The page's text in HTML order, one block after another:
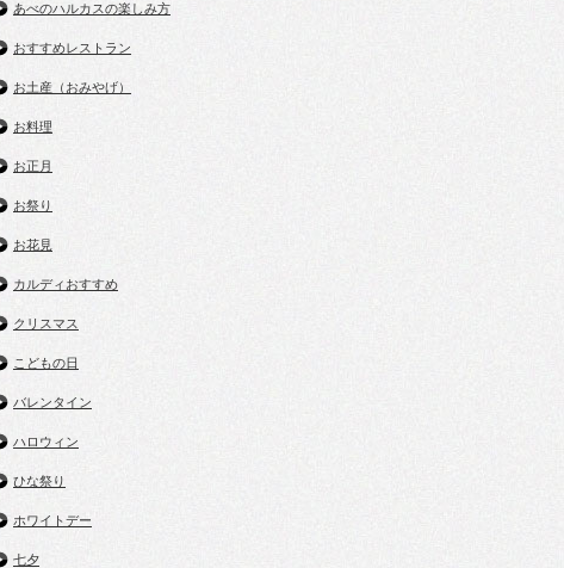
あべのハルカスの楽しみ方
おすすめレストラン
お土産（おみやげ）
お料理
お正月
お祭り
お花見
カルディおすすめ
クリスマス
こどもの日
バレンタイン
ハロウィン
ひな祭り
ホワイトデー
七夕